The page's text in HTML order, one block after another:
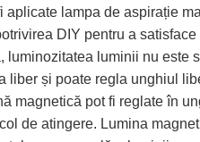
lampa de aspirație
DIY pentru a
luminii nu este
și poate regla unghiul
magnetică pot fi reglate în
de atingere. Lumina